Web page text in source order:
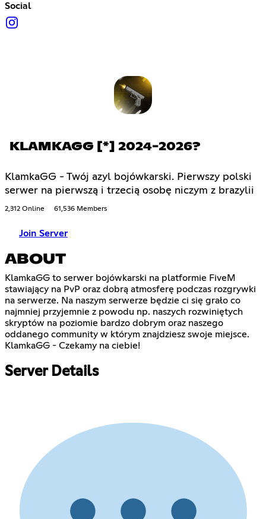
Social
KLAMKAGG [*] 2024-2026?
KlamkaGG - Twój azyl bojówkarski. Pierwszy polski
serwer na pierwszą i trzecią osobę niczym z brazylii
2,312 Online 61,536 Members
Join Server
ABOUT
KlamkaGG to serwer bojówkarski na platformie FiveM
stawiający na PvP oraz dobrą atmosferę podczas rozgrywki
na serwerze. Na naszym serwerze będzie ci się grało co
najmniej przyjemnie z powodu np. naszych rozwiniętych
skryptów na poziomie bardzo dobrym oraz naszego
oddanego community w którym znajdziesz swoje miejsce.
KlamkaGG - Czekamy na ciebie!
Server Details